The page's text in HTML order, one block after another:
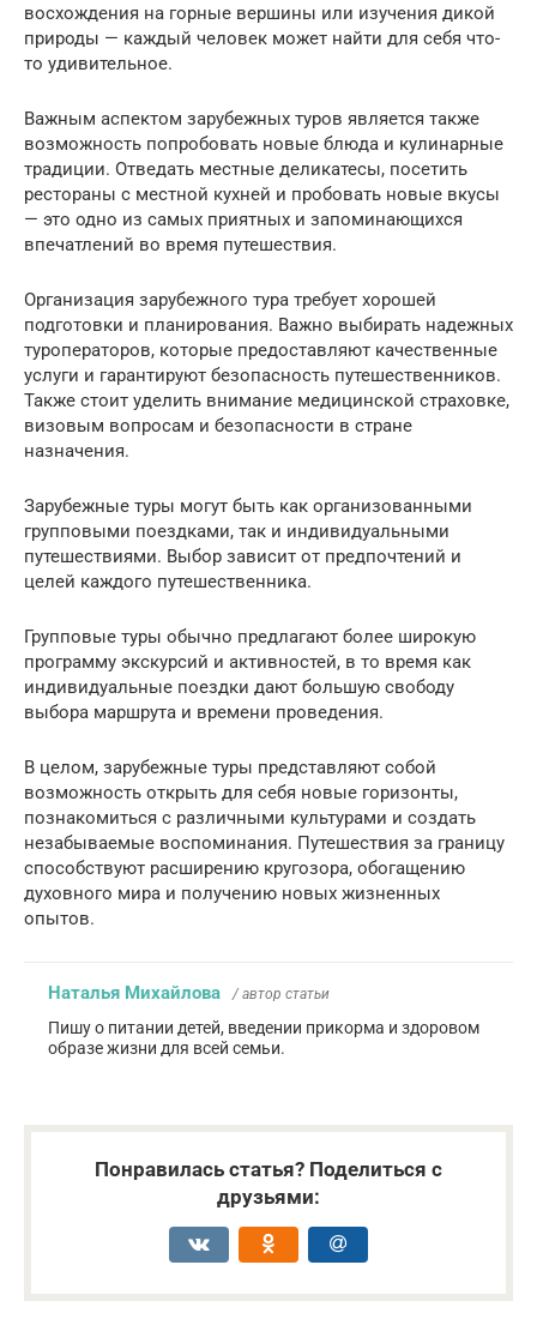
восхождения на горные вершины или изучения дикой
природы — каждый человек может найти для себя что-
то удивительное.
Важным аспектом зарубежных туров является также
возможность попробовать новые блюда и кулинарные
традиции. Отведать местные деликатесы, посетить
рестораны с местной кухней и пробовать новые вкусы
— это одно из самых приятных и запоминающихся
впечатлений во время путешествия.
Организация зарубежного тура требует хорошей
подготовки и планирования. Важно выбирать надежных
туроператоров, которые предоставляют качественные
услуги и гарантируют безопасность путешественников.
Также стоит уделить внимание медицинской страховке,
визовым вопросам и безопасности в стране
назначения.
Зарубежные туры могут быть как организованными
групповыми поездками, так и индивидуальными
путешествиями. Выбор зависит от предпочтений и
целей каждого путешественника.
Групповые туры обычно предлагают более широкую
программу экскурсий и активностей, в то время как
индивидуальные поездки дают большую свободу
выбора маршрута и времени проведения.
В целом, зарубежные туры представляют собой
возможность открыть для себя новые горизонты,
познакомиться с различными культурами и создать
незабываемые воспоминания. Путешествия за границу
способствуют расширению кругозора, обогащению
духовного мира и получению новых жизненных
опытов.
Наталья Михайлова / автор статьи
Пишу о питании детей, введении прикорма и здоровом
образе жизни для всей семьи.
Понравилась статья? Поделиться с
друзьями: